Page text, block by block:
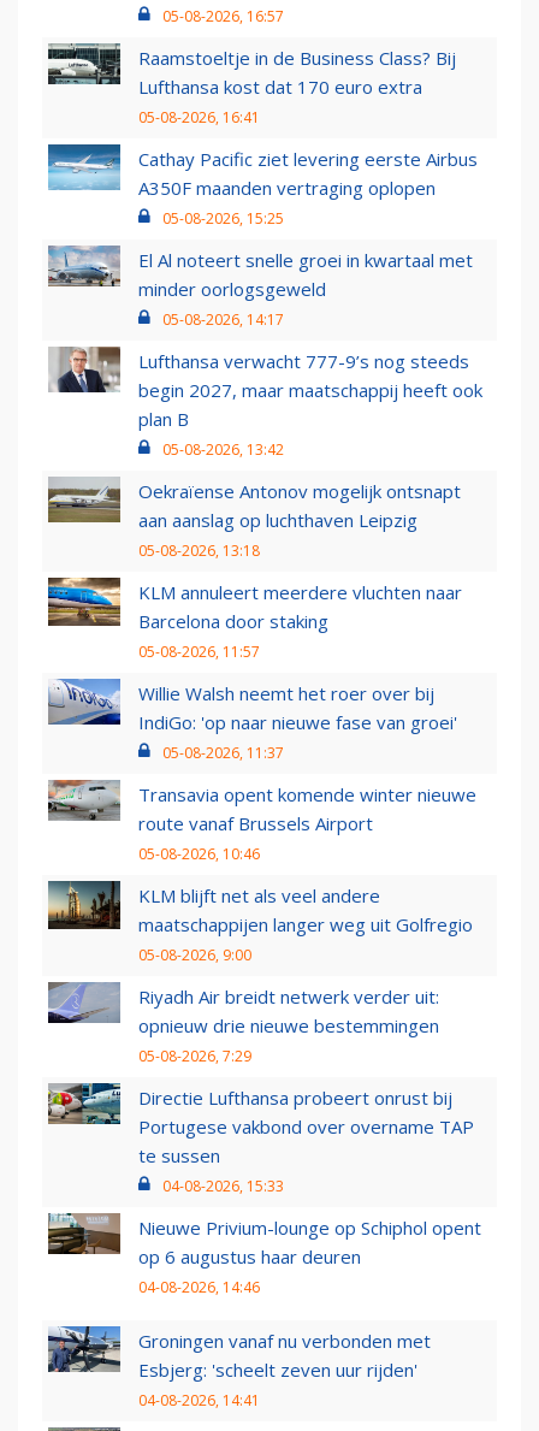
05-08-2026, 16:57
Raamstoeltje in de Business Class? Bij
Lufthansa kost dat 170 euro extra
05-08-2026, 16:41
Cathay Pacific ziet levering eerste Airbus
A350F maanden vertraging oplopen
05-08-2026, 15:25
El Al noteert snelle groei in kwartaal met
minder oorlogsgeweld
05-08-2026, 14:17
Lufthansa verwacht 777-9’s nog steeds
begin 2027, maar maatschappij heeft ook
plan B
05-08-2026, 13:42
Oekraïense Antonov mogelijk ontsnapt
aan aanslag op luchthaven Leipzig
05-08-2026, 13:18
KLM annuleert meerdere vluchten naar
Barcelona door staking
05-08-2026, 11:57
Willie Walsh neemt het roer over bij
IndiGo: 'op naar nieuwe fase van groei'
05-08-2026, 11:37
Transavia opent komende winter nieuwe
route vanaf Brussels Airport
05-08-2026, 10:46
KLM blijft net als veel andere
maatschappijen langer weg uit Golfregio
05-08-2026, 9:00
Riyadh Air breidt netwerk verder uit:
opnieuw drie nieuwe bestemmingen
05-08-2026, 7:29
Directie Lufthansa probeert onrust bij
Portugese vakbond over overname TAP
te sussen
04-08-2026, 15:33
Nieuwe Privium-lounge op Schiphol opent
op 6 augustus haar deuren
04-08-2026, 14:46
Groningen vanaf nu verbonden met
Esbjerg: 'scheelt zeven uur rijden'
04-08-2026, 14:41